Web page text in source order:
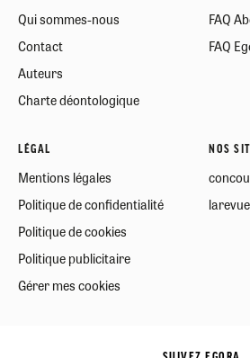
Qui sommes-nous
Contact
Auteurs
Charte déontologique
FAQ
FAQ
LÉGAL
Mentions légales
Politique de confidentialité
Politique de cookies
Politique publicitaire
Gérer mes cookies
NOS